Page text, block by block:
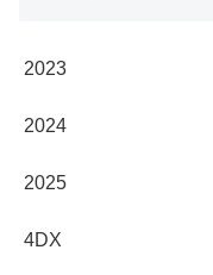
2023
2024
2025
4DX